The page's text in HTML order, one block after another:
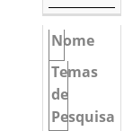
Nome
Temas
de
Pesquisa